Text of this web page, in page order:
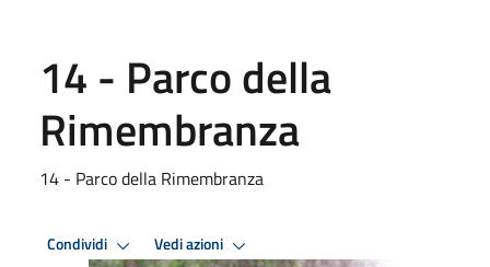
14 - Parco della
Rimembranza
14 - Parco della Rimembranza
Condividi Vedi azioni